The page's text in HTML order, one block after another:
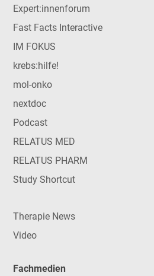
Expert:innenforum
Fast Facts Interactive
IM FOKUS
krebs:hilfe!
mol-onko
nextdoc
Podcast
RELATUS MED
RELATUS PHARM
Study Shortcut
Therapie News
Video
Fachmedien